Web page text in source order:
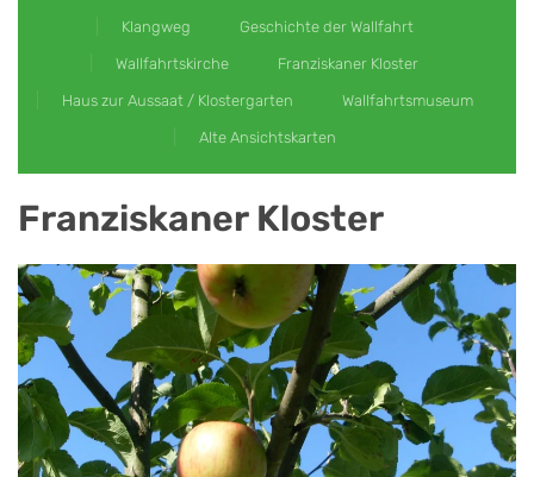
Klangweg Geschichte der Wallfahrt
Wallfahrtskirche Franziskaner Kloster
Haus zur Aussaat / Klostergarten Wallfahrtsmuseum
Alte Ansichtskarten
Franziskaner Kloster